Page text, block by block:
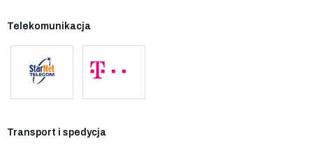
Telekomunikacja
Transport i spedycja